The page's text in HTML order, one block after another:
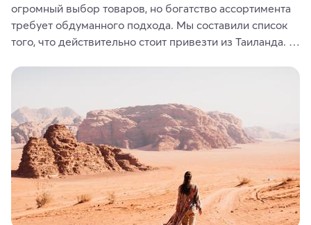
огромный выбор товаров, но богатство ассортимента
требует обдуманного подхода. Мы составили список
того, что действительно стоит привезти из Таиланда.
средства, одежду, украшения, предметы интерьера
где их купить.